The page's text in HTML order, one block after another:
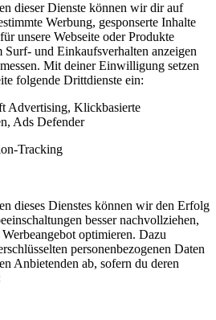
dieser Dienste können wir dir auf
Werbung, gesponserte Inhalte
unsere Webseite oder Produkte
Surf- und Einkaufsverhalten anzeigen
Mit deiner Einwilligung setzen
folgende Drittdienste ein:
Advertising, Klickbasierte
Ads Defender
Tracking
dieses Dienstes können wir den Erfolg
besser nachvollziehen,
optimieren. Dazu
personenbezogenen Daten
Anbietenden ab, sofern du deren